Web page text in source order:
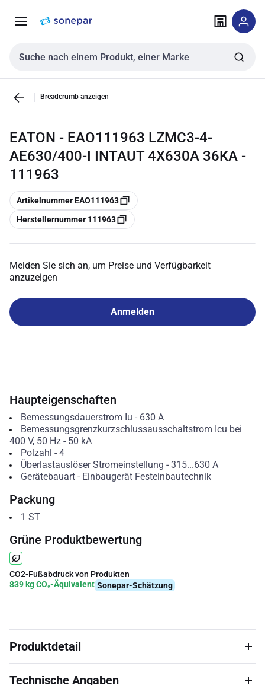
NavigationInhalt
Sucheingabe
Breadcrumb anzeigen
EATON - EAO111963 LZMC3-4-
AE630/400-I INTAUT 4X630A 36KA -
111963
Kopieren
Artikelnummer EAO111963
Kopieren
Herstellernummer 111963
Melden Sie sich an, um Preise und Verfügbarkeit
anzuzeigen
Anmelden
Haupteigenschaften
Bemessungsdauerstrom Iu - 630 A
Bemessungsgrenzkurzschlussausschaltstrom Icu bei
400 V, 50 Hz - 50 kA
Polzahl - 4
Überlastauslöser Stromeinstellung - 315...630 A
Gerätebauart- Einbaugerät Festeinbautechnik
Packung
1 ST
Grüne Produktbewertung
CO2-Fußabdruck von Produkten
839 kg CO₂-Äquivalent Sonepar-Schätzung
Produktdetail
Technische Angaben